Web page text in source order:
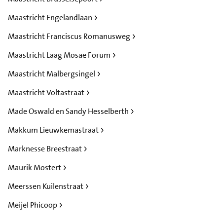
Maastricht Engelandlaan
Maastricht Franciscus Romanusweg
Maastricht Laag Mosae Forum
Maastricht Malbergsingel
Maastricht Voltastraat
Made Oswald en Sandy Hesselberth
Makkum Lieuwkemastraat
Marknesse Breestraat
Maurik Mostert
Meerssen Kuilenstraat
Meijel Phicoop